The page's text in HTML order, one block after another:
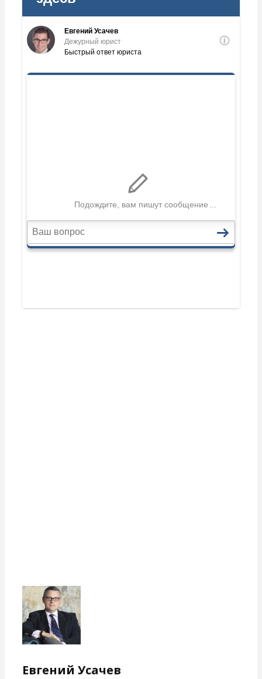
Евгений Усачев